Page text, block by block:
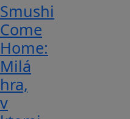
Smushi
Come
Home:
Milá
hra,
v